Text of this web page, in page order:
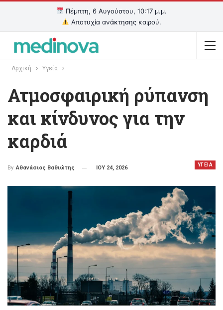
Πέμπτη, 6 Αυγούστου, 10:17 μ.μ.
Αποτυχία ανάκτησης καιρού.
Αρχική Υγεία
Ατμοσφαιρική ρύπανση
και κίνδυνος για την
καρδιά
ΥΓΕΙΑ
By Αθανάσιος Βαθιώτης ΙΟΥ 24, 2026